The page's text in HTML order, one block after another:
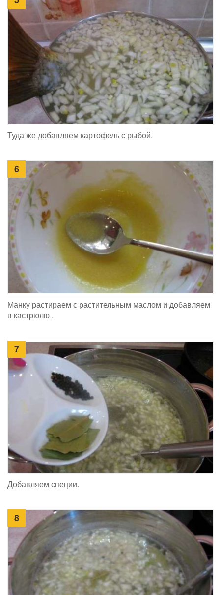
Туда же добавляем картофель с рыбой.
6
Манку растираем с растительным маслом и добавляем
в кастрюлю .
7
Добавляем специи.
8